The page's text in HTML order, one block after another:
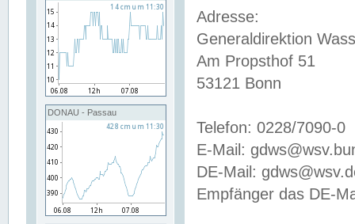
DONAU - Passau
Adresse:
Generaldirektion
Am Propsthof 51
53121 Bonn
Telefon: 0228/7090-0
E-Mail:
DE-Mail:
Empfänger das DE-